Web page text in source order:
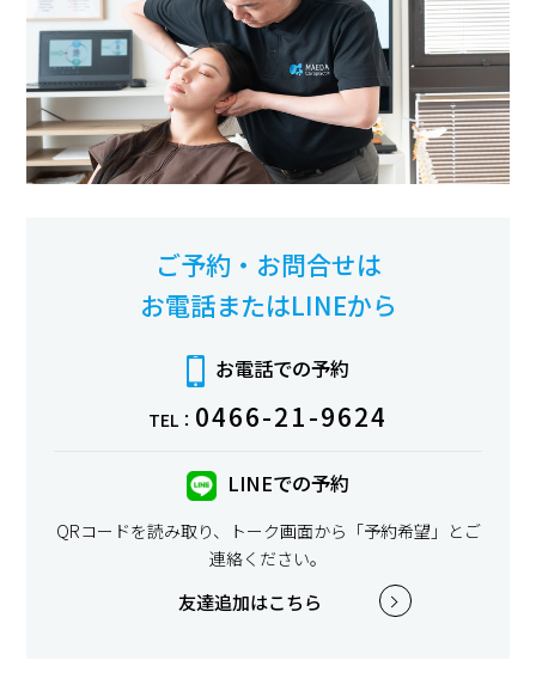
ご予約・お問合せは
お電話またはLINEから
お電話での予約
TEL： 0466-21-9624
LINEでの予約
QRコードを読み取り、トーク画面から「予約希望」とご
連絡ください。
友達追加はこちら